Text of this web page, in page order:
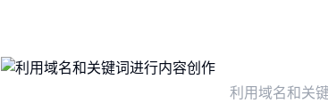
利用域名和关